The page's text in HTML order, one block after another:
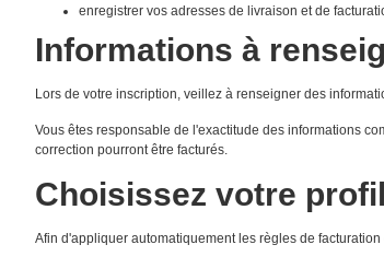
enregistrer vos adresses de livraison et de
Informations à
Lors de votre inscription, veillez à renseigner des
Vous êtes responsable de l'exactitude des informations
correction pourront être facturés.
Choisissez votre
Afin d'appliquer automatiquement les règles de